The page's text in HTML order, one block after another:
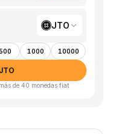
JTO
1000 10000
de 40 monedas fiat